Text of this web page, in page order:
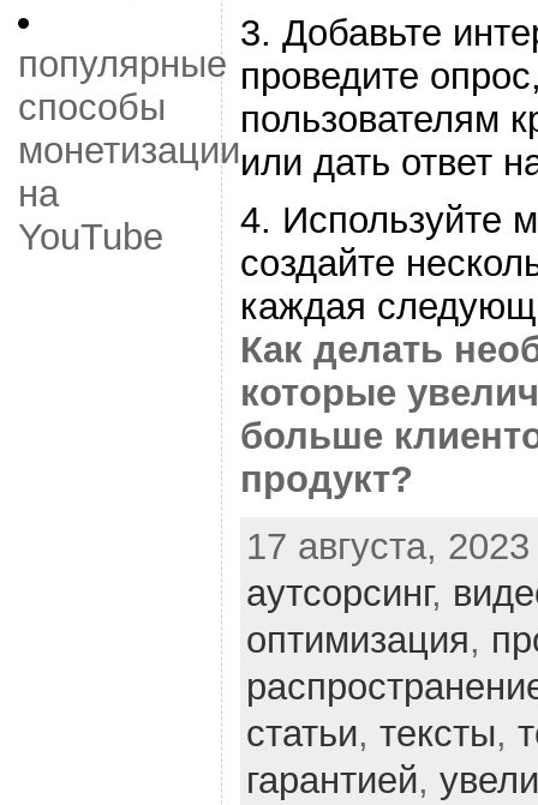
популярные
способы
монетизации
на
YouTube
3. Добавьте
проведите
пользователям
или дать ответ
4. Используйте
создайте
каждая
Как делать
которые
больше
продукт?
17 августа,
аутсорсинг,
оптимизация,
статьи, тексты,
гарантией,